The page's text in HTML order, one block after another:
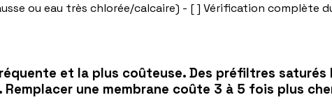
ou eau très chlorée/calcaire) - [ ] Vérification complète
et la plus coûteuse. Des préfiltres
Remplacer une membrane coûte 3 à 5 fois plus